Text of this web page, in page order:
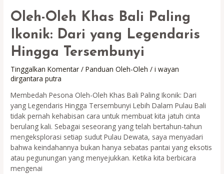
Oleh-Oleh Khas Bali Paling
Ikonik: Dari yang Legendaris
Hingga Tersembunyi
Tinggalkan Komentar /Panduan Oleh-Oleh /i wayan
dirgantara putra
Membedah Pesona Oleh-Oleh Khas Bali Paling Ikonik: Dari
yang Legendaris Hingga Tersembunyi Lebih Dalam Pulau Bali
tidak pernah kehabisan cara untuk membuat kita jatuh cinta
berulang kali. Sebagai seseorang yang telah bertahun-tahun
mengeksplorasi setiap sudut Pulau Dewata, saya menyadari
bahwa keindahannya bukan hanya sebatas pantai yang eksotis
atau pegunungan yang menyejukkan. Ketika kita berbicara
mengenai